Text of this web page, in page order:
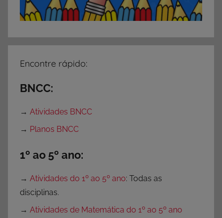
n
a
s
P
e
o
Encontre rápido:
BNCC:
→ Atividades BNCC
→ Planos BNCC
1º ao 5º ano:
→ Atividades do 1º ao 5º ano: Todas as
disciplinas.
→ Atividades de Matemática do 1º ao 5º ano